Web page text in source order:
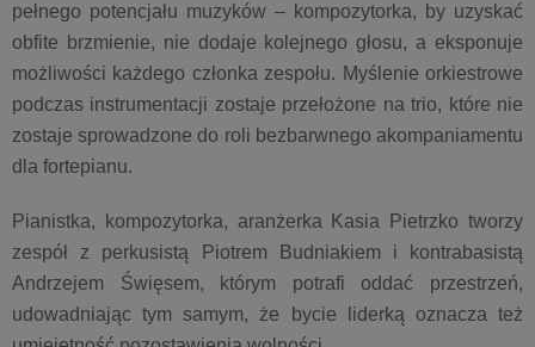
pełnego potencjału muzyków – kompozytorka, by uzyskać
obfite brzmienie, nie dodaje kolejnego głosu, a eksponuje
możliwości każdego członka zespołu. Myślenie orkiestrowe
podczas instrumentacji zostaje przełożone na trio, które nie
zostaje sprowadzone do roli bezbarwnego akompaniamentu
dla fortepianu.
Pianistka, kompozytorka, aranżerka Kasia Pietrzko tworzy
zespół z perkusistą Piotrem Budniakiem i kontrabasistą
Andrzejem Święsem, którym potrafi oddać przestrzeń,
udowadniając tym samym, że bycie liderką oznacza też